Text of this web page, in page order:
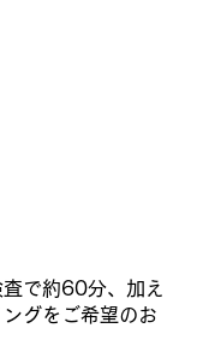
で約60分、加え
グをご希望のお